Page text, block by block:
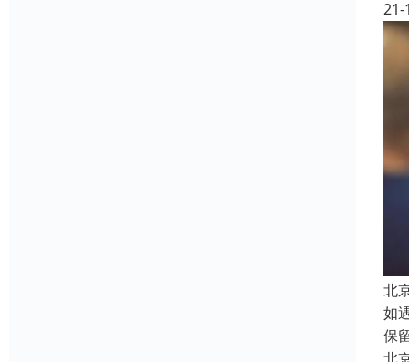
21-
北
如
保